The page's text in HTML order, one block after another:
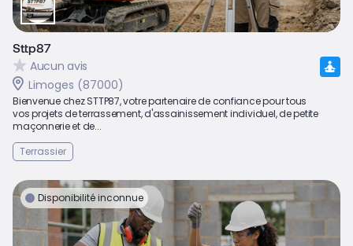
Sttp87
Aucun avis
Limoges (87000)
Bienvenue chez STTP87, votre partenaire de confiance pour tous
vos projets de terrassement, d'assainissement individuel, de petite
maçonnerie et de...
Terrassier
Disponibilité inconnue